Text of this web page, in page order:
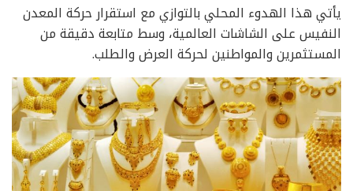
يأتي هذا الهدوء المحلي بالتوازي مع استقرار حركة المعدن
النفيس على الشاشات العالمية، وسط متابعة دقيقة من
المستثمرين والمواطنين لحركة العرض والطلب.